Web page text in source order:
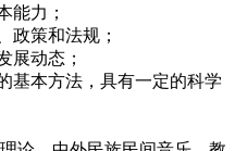
力；
策和法规；
动态；
本方法，具有一定的科学